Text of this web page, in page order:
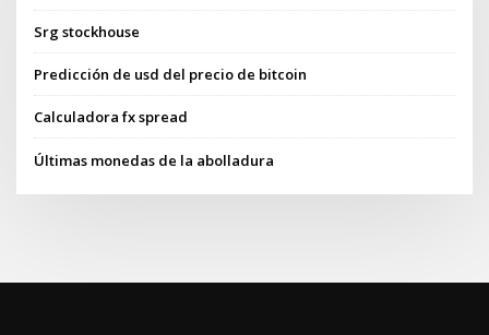
Srg stockhouse
Predicción de usd del precio de bitcoin
Calculadora fx spread
Últimas monedas de la abolladura